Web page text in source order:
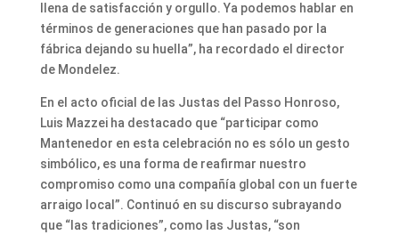
llena de satisfacción y orgullo. Ya podemos hablar en
términos de generaciones que han pasado por la
fábrica dejando su huella”, ha recordado el director
de Mondelez.
En el acto oficial de las Justas del Passo Honroso,
Luis Mazzei ha destacado que “participar como
Mantenedor en esta celebración no es sólo un gesto
simbólico, es una forma de reafirmar nuestro
compromiso como una compañía global con un fuerte
arraigo local”. Continuó en su discurso subrayando
que “las tradiciones”, como las Justas, “son